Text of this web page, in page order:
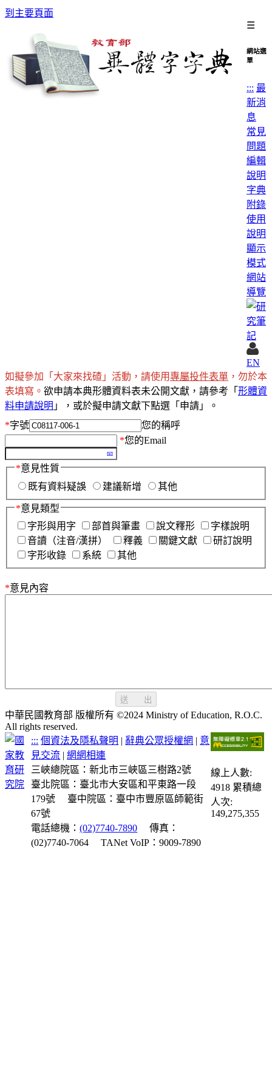
到主要頁面
☰
網站選
單
::: 最
新消
息
常見
問題
編輯
說明
字典
附錄
使用
說明
顯示
模式
網站
導覽
EN
如擬參加「大家來找碴」活動，請使用專屬投件表單 ，勿於本
表填寫。 欲申請本典形體資料表未公開文獻，請參考「 形體資
料申請說明 」，或於擬申請文獻下點選「申請」。
*字號
您的稱呼
*您的Email
*意見性質
既有資料疑誤
建議新增 其他
*意見類型
字形與用字
部首與筆畫 說文釋形
字樣說明
音讀（注音/漢拼）
釋義 關鍵文獻
研訂說明
字形收錄
系統 其他
*意見內容
送 出
中華民國教育部 版權所有 ©2024 Ministry of Education, R.O.C.
All rights reserved.
::: 個資法及隱私聲明 | 辭典公眾授權網 | 意
見交流 |網網相連
三峽總院區：新北市三峽區三樹路2號
臺北院區：臺北市大安區和平東路一段
179號
臺中院區：臺中市豐原區師範街
67號
電話總機：(02)7740-7890
傳真：
(02)7740-7064
TANet VoIP：9009-7890
線上人數:
4918 累積總
人次:
149,275,355